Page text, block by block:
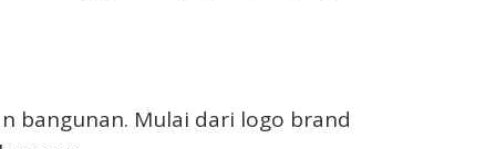
bangunan. Mulai dari logo brand